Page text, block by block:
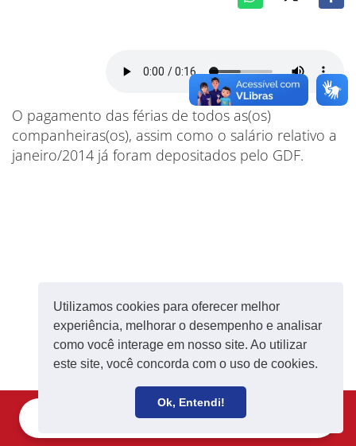
Utilizamos cookies para oferecer melhor
experiência, melhorar o desempenho e analisar
como você interage em nosso site. Ao utilizar
este site, você concorda com o uso de cookies.
Ok, Entendi!
O pagamento das férias de todos as(os)
companheiras(os), assim como o salário relativo a
janeiro/2014 já foram depositados pelo GDF.
Receba notícias